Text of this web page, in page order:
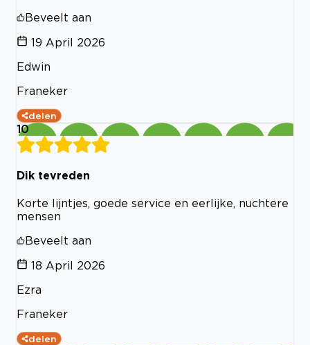
Beveelt aan
19 April 2026
Edwin
Franeker
delen
10
Dik tevreden
Korte lijntjes, goede service en eerlijke, nuchtere
mensen
Beveelt aan
18 April 2026
Ezra
Franeker
delen